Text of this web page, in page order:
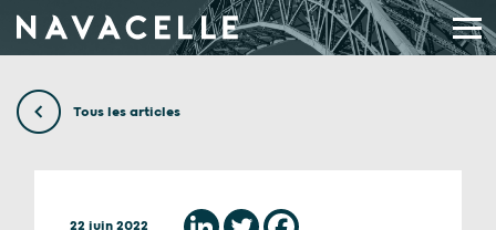
Tous les articles
22 juin 2022